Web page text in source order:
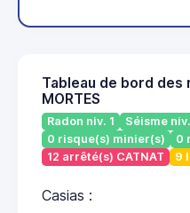
Tableau de bord des
MORTES
Radon niv. 1 Séisme
0 risque(s) minier(s)
0
12 arrêté(s) CATNAT
9
Casias :